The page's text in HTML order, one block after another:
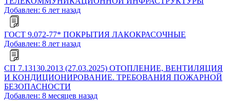
Добавлен: 6 лет назад
ГОСТ 9.072-77* ПОКРЫТИЯ ЛАКОКРАСОЧНЫЕ
Добавлен: 8 лет назад
СП 7.13130.2013 (27.03.2025) ОТОПЛЕНИЕ, ВЕНТИЛЯЦИЯ
И КОНДИЦИОНИРОВАНИЕ. ТРЕБОВАНИЯ ПОЖАРНОЙ
БЕЗОПАСНОСТИ
Добавлен: 8 месяцев назад